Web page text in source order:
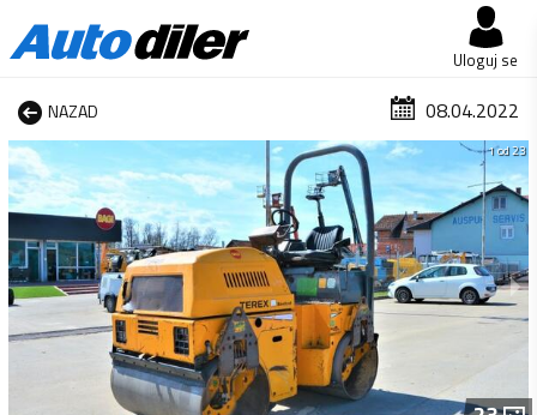
Uloguj se
NAZAD 08.04.2022
1 od 23